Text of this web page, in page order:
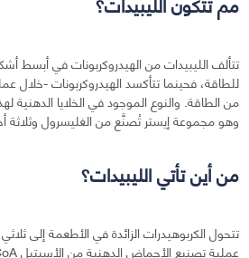
تتألف الليبيدات من الهيدروكربونات في أبسط
للطاقة، فحينما تتأكسد الهيدروكربونات -خلال
من الطاقة. والنوع الموجود في الخلايا الدهنية
وهو مجموعة إيستر تُصنَّع من الغليسرول
من أين تأتي الليبيدات؟
تتحول الكربوهيدرات الزائدة في الأطعمة إلى